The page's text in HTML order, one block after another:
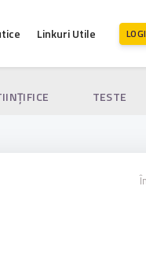
Linkuri Utile
TESTE